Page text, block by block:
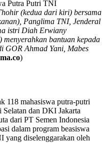
(kedua dari kiri) bersama
Panglima TNI, Jenderal
istri Diah Erwiany
bantuan kepada
GOR Ahmad Yani, Mabes
)
118 mahasiswa putra-putri
dan DKI Jakarta
dari PT Semen Indonesia
dalam program beasiswa
yang diselenggarakan oleh